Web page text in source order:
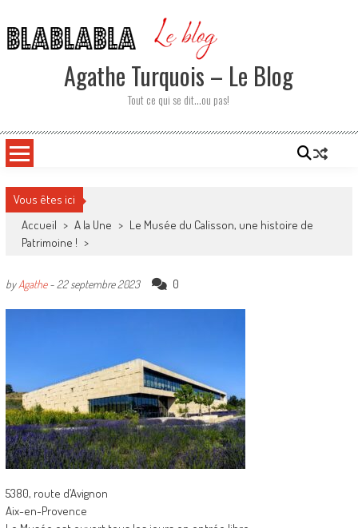
to
content
Agathe Turquois – Le Blog
Tout ce qui se dit…ou pas!
Vous êtes ici
Accueil > A la Une > Le Musée du Calisson, une histoire de
Patrimoine ! >
byAgathe- 22 septembre 2023 0
5380, route d’Avignon
Aix-en-Provence